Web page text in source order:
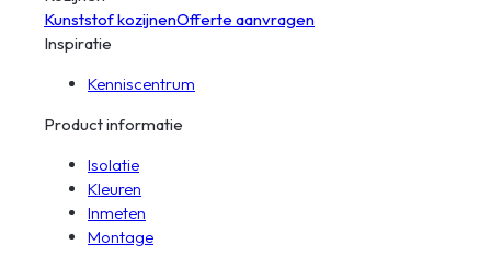
Kunststof kozijnenOfferte aanvragen
Inspiratie
Kenniscentrum
Product informatie
Isolatie
Kleuren
Inmeten
Montage